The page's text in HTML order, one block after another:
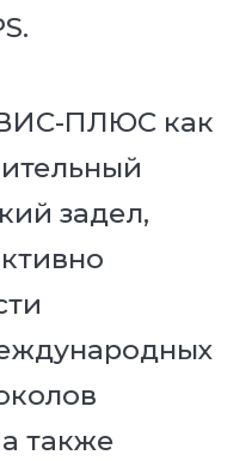
ПЛЮС как
задел,
также